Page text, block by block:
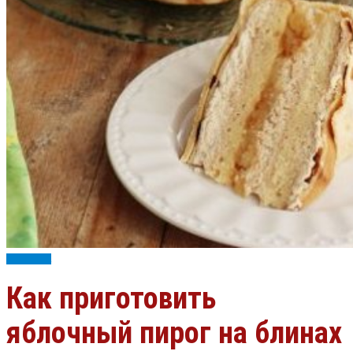
Как приготовить
яблочный пирог на блинах